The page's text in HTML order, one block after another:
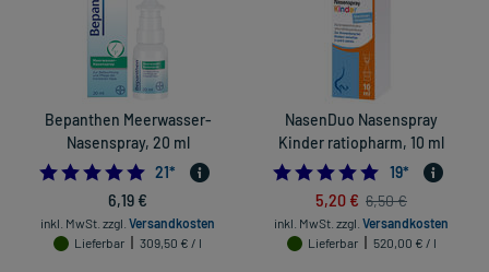
Bepanthen Meerwasser-
Nasenspray, 20 ml
4.9523809523809526
21*
6,19 €
inkl. MwSt. zzgl. Versandkosten
Lieferbar
309,50 € / l
NasenDuo Nasenspray
Kinder ratiopharm, 10 ml
19*
5,20 € 6,50 €
inkl. MwSt. zzgl. Versandkosten
Lieferbar
520,00 € / l